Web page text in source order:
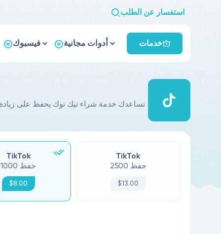
استفسار عن الطلب
فيسبوك أدوات مجانية خدمات
TikTok
1000 حفظ
$8.00
TikTok
2500 حفظ
$13.00